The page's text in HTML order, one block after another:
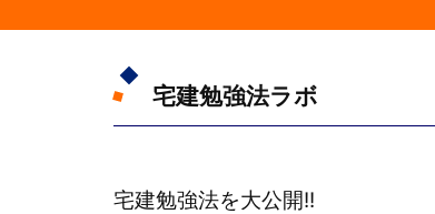
宅建勉強法ラボ
宅建勉強法を大公開!!